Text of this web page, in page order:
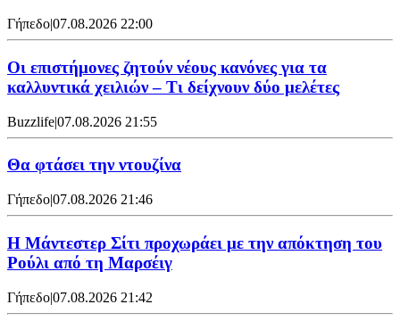
Γήπεδο|07.08.2026 22:00
Οι επιστήμονες ζητούν νέους κανόνες για τα
καλλυντικά χειλιών – Τι δείχνουν δύο μελέτες
Buzzlife|07.08.2026 21:55
Θα φτάσει την ντουζίνα
Γήπεδο|07.08.2026 21:46
Η Μάντεστερ Σίτι προχωράει με την απόκτηση του
Ρούλι από τη Μαρσέιγ
Γήπεδο|07.08.2026 21:42